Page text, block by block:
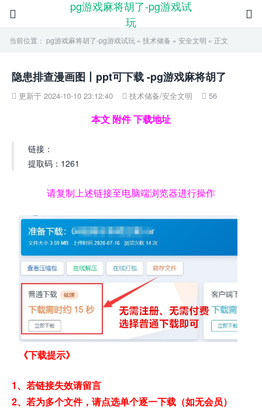
pg游戏麻将胡了-pg游戏试
玩


当前位置： pg游戏麻将胡了-pg游戏试玩 » 技术储备 » 安全文明 » 正文
隐患排查漫画图丨ppt可下载 -pg游戏麻将胡了
 更新于 2024-10-10 23:12:40  技术储备/安全文明  56
本文 附件 下载地址
链接：
提取码：1261
请复制上述链接至电脑端浏览器进行操作
《下载提示》
1、若链接失效请留言
2、若为多个文件，请点选单个逐一下载（如无会员）